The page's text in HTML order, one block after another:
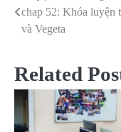
hướng
viết
chap 52: Khóa luyện
và Vegeta
Related